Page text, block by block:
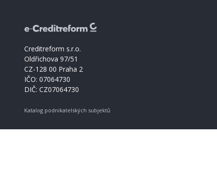
Creditreform s.r.o.
Oldřichova 97/51
CZ-128 00 Praha 2
IČO: 07064730
DIČ: CZ07064730
Katalog podnikatelských subjektů